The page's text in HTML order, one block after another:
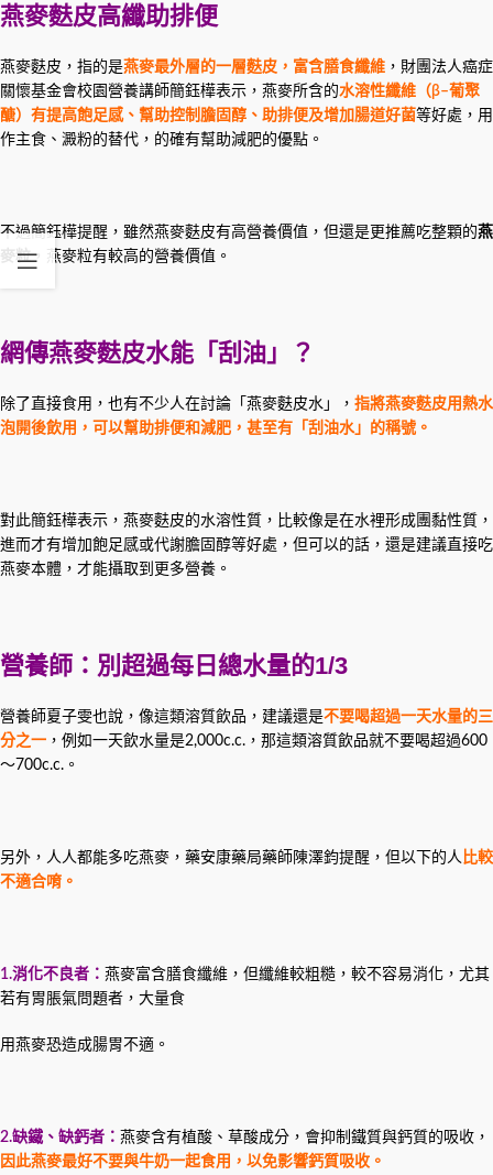
燕麥麩皮高纖助排便
燕麥麩皮，指的是燕麥最外層的一層麩皮，富含膳食纖維 ，財團法人癌症
關懷基金會校園營養講師簡鈺樺表示，燕麥所含的水溶性纖維（β–葡聚
醣）有提高飽足感、幫助控制膽固醇、助排便及增加腸道好菌等好處，用
作主食、澱粉的替代，的確有幫助減肥的優點。
不過簡鈺樺提醒，雖然燕麥麩皮有高營養價值，但還是更推薦吃整顆的燕
麥粒，燕麥粒有較高的營養價值。
網傳燕麥麩皮水能「刮油」？
除了直接食用，也有不少人在討論「燕麥麩皮水」， 指將燕麥麩皮用熱水
泡開後飲用，可以幫助排便和減肥，甚至有「刮油水」的稱號。
對此簡鈺樺表示，燕麥麩皮的水溶性質，比較像是在水裡形成團黏性質，
進而才有增加飽足感或代謝膽固醇等好處，但可以的話，還是建議直接吃
燕麥本體，才能攝取到更多營養。
營養師：別超過每日總水量的1/3
營養師夏子雯也說，像這類溶質飲品，建議還是不要喝超過一天水量的三
分之一 ，例如一天飲水量是2,000c.c.，那這類溶質飲品就不要喝超過600
～700c.c.。
另外，人人都能多吃燕麥，藥安康藥局藥師陳澤鈞提醒，但以下的人 比較
不適合唷。
1.消化不良者： 燕麥富含膳食纖維，但纖維較粗糙，較不容易消化，尤其
若有胃脹氣問題者，大量食
用燕麥恐造成腸胃不適。
2.缺鐵、缺鈣者： 燕麥含有植酸、草酸成分，會抑制鐵質與鈣質的吸收，
因此燕麥最好不要與牛奶一起食用，以免影響鈣質吸收。